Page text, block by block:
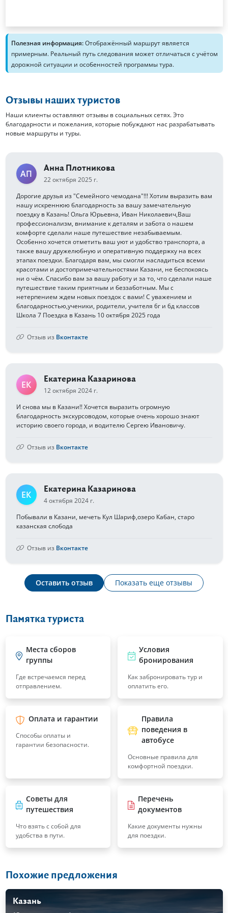
Полезная информация:Отображённый маршрут является
примерным. Реальный путь следования может отличаться с учётом
дорожной ситуации и особенностей программы тура.
Отзывы наших туристов
Наши клиенты оставляют отзывы в социальных сетях. Это
благодарности и пожелания, которые побуждают нас разрабатывать
новые маршруты и туры.
АП
Анна Плотникова
22 октября 2025 г.
Дорогие друзья из "Семейного чемодана"!!! Хотим выразить вам
нашу искреннюю благодарность за вашу замечательную
поездку в Казань! Ольга Юрьевна, Иван Николаевич,Ваш
профессионализм, внимание к деталям и забота о нашем
комфорте сделали наше путешествие незабываемым.
Особенно хочется отметить ваш уют и удобство транспорта, а
также вашу дружелюбную и оперативную поддержку на всех
этапах поездки. Благодаря вам, мы смогли насладиться всеми
красотами и достопримечательностями Казани, не беспокоясь
ни о чём. Спасибо вам за вашу работу и за то, что сделали наше
путешествие таким приятным и беззаботным. Мы с
нетерпением ждем новых поездок с вами! С уважением и
благодарностью,ученики, родители, учителя 6г и 6д классов
Школа 7 Поездка в Казань 10 октября 2025 года
Отзыв из Вконтакте
ЕК
Екатерина Казаринова
12 октября 2024 г.
И снова мы в Казани!! Хочется выразить огромную
благодарность экскурсоводом, которые очень хорошо знают
историю своего города, и водителю Сергею Ивановичу.
Отзыв из Вконтакте
ЕК
Екатерина Казаринова
4 октября 2024 г.
Побывали в Казани, мечеть Кул Шариф,озеро Кабан, старо
казанская слобода
Отзыв из Вконтакте
Оставить отзыв Показать еще отзывы
Памятка туриста
Места сборов
группы
Где встречаемся перед
отправлением.
Условия
бронирования
Как забронировать тур и
оплатить его.
Оплата и гарантии
Способы оплаты и
гарантии безопасности.
Правила
поведения в
автобусе
Основные правила для
комфортной поездки.
Советы для
путешествия
Что взять с собой для
удобства в пути.
Перечень
документов
Какие документы нужны
для поездки.
Похожие предложения
Казань